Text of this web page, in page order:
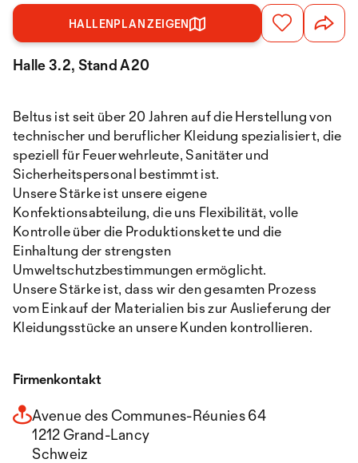
HALLENPLAN ZEIGEN
Halle 3.2, Stand A20
Beltus ist seit über 20 Jahren auf die Herstellung von
technischer und beruflicher Kleidung spezialisiert, die
speziell für Feuerwehrleute, Sanitäter und
Sicherheitspersonal bestimmt ist.
Unsere Stärke ist unsere eigene
Konfektionsabteilung, die uns Flexibilität, volle
Kontrolle über die Produktionskette und die
Einhaltung der strengsten
Umweltschutzbestimmungen ermöglicht.
Unsere Stärke ist, dass wir den gesamten Prozess
vom Einkauf der Materialien bis zur Auslieferung der
Kleidungsstücke an unsere Kunden kontrollieren.
Firmenkontakt
Avenue des Communes-Réunies 64
1212 Grand-Lancy
Schweiz